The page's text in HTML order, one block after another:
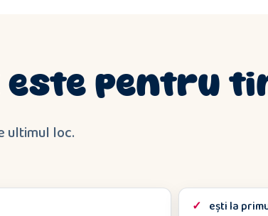
este pentru
ultimul loc.
ești la